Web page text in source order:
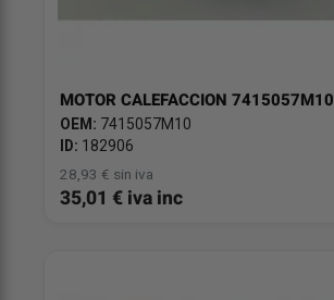
MOTOR CALEFACCION 7415057M10
OEM: 7415057M10
ID: 182906
28,93 € sin iva
35,01 € iva inc